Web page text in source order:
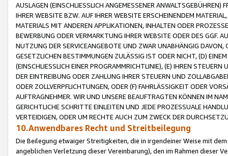
AUSLAGEN (EINSCHLIESSLICH ANGEMESSENER
IHRER WEBSITE BZW. AUF IHRER WEBSITE ERSCHEINENDEM
MATERIALS MIT ANDEREN APPLIKATIONEN, INHALTEN ODER
BEWERBUNG ODER VERMARKTUNG IHRER WEBSITE ODER DES GGF.
NUTZUNG DER SERVICEANGEBOTE UND ZWAR UNABHÄNGIG
GESETZLICHEN BESTIMMUNGEN ZULÄSSIG IST ODER NICHT, (D)
(EINSCHLIESSLICH EINER PROGRAMMRICHTLINIE), (E) IHREN
DER EINTREIBUNG ODER ZAHLUNG IHRER STEUERN UND
ODER ZOLLVERPFLICHTUNGEN, ODER (F) FAHRLÄSSIGKEIT ODER
AUFTRAGNEHMER. WIR UND UNSERE BEAUFTRAGTEN KÖNNEN IM
GERICHTLICHE SCHRITTE EINLEITEN UND JEDE PROZESSUALE
VERTEIDIGEN, ODER UM RECHTE AUCH ZUM ZWECK DER
10.Anwendbares Recht und Streitbeilegung
Die Beilegung etwaiger Streitigkeiten, die in irgendeiner Weise mit
angeblichen Verletzung dieser Vereinbarung), den im Rahmen dieser